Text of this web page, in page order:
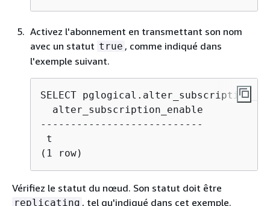
Activez l'abonnement en transmettant son nom
avec un statut true , comme indiqué dans
l'exemple suivant.
  alter_subscription_enable
---------------------------
t
(1 row)
Vérifiez le statut du nœud. Son statut doit être
replicating , tel qu'indiqué dans cet exemple.